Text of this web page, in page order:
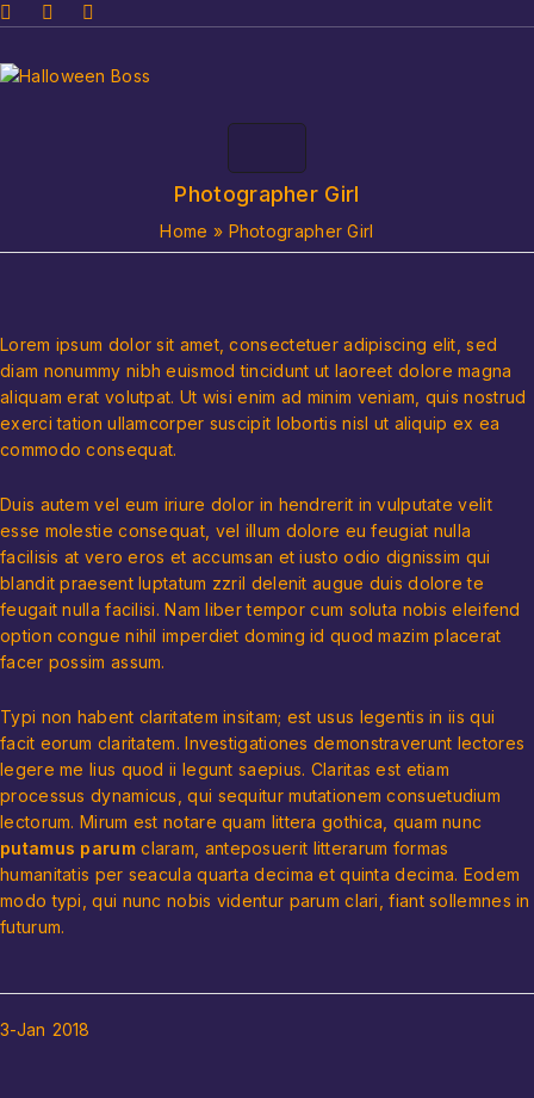
Photographer Girl
Home » Photographer Girl
Lorem ipsum dolor sit amet, consectetuer adipiscing elit, sed
diam nonummy nibh euismod tincidunt ut laoreet dolore magna
aliquam erat volutpat. Ut wisi enim ad minim veniam, quis nostrud
exerci tation ullamcorper suscipit lobortis nisl ut aliquip ex ea
commodo consequat.
Duis autem vel eum iriure dolor in hendrerit in vulputate velit
esse molestie consequat, vel illum dolore eu feugiat nulla
facilisis at vero eros et accumsan et iusto odio dignissim qui
blandit praesent luptatum zzril delenit augue duis dolore te
feugait nulla facilisi. Nam liber tempor cum soluta nobis eleifend
option congue nihil imperdiet doming id quod mazim placerat
facer possim assum.
Typi non habent claritatem insitam; est usus legentis in iis qui
facit eorum claritatem. Investigationes demonstraverunt lectores
legere me lius quod ii legunt saepius. Claritas est etiam
processus dynamicus, qui sequitur mutationem consuetudium
lectorum. Mirum est notare quam littera gothica, quam nunc
putamus parumclaram, anteposuerit litterarum formas
humanitatis per seacula quarta decima et quinta decima. Eodem
modo typi, qui nunc nobis videntur parum clari, fiant sollemnes in
futurum.
3-Jan 2018